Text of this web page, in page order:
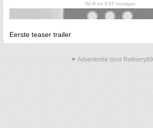
WLR en ESF hooligan
Eerste teaser trailer
▼ Advertentie door Refinery89